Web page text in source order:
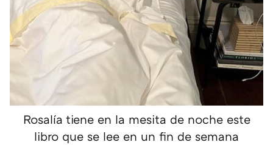
Rosalía tiene en la mesita de noche este
libro que se lee en un fin de semana